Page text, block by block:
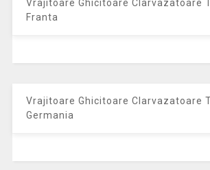
Vrajitoare Ghicitoare Clarvazatoare
Franta
Vrajitoare Ghicitoare Clarvazatoare
Germania